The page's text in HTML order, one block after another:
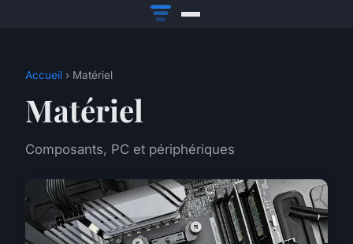
Accueil › Matériel
Matériel
Composants, PC et périphériques